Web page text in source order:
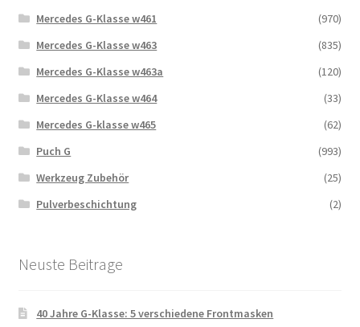
Mercedes G-Klasse w461
(970)
Mercedes G-Klasse w463
(835)
Mercedes G-Klasse w463a
(120)
Mercedes G-Klasse w464
(33)
Mercedes G-klasse w465
(62)
Puch G
(993)
Werkzeug Zubehör
(25)
Pulverbeschichtung
(2)
Neuste Beitrage
40 Jahre G-Klasse: 5 verschiedene Frontmasken